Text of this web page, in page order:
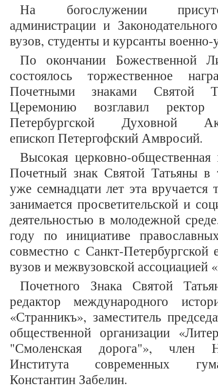
На богослужении
администрации и
вузов, студенты и курсанты
По окончании Божественной
состоялось торжественное
Почетными знаками Святой
Церемонию возглавил ректор
Петербургской Духовной
епископ Петергофский Амвросий.
Высокая церковно-общественная
Почетный знак Святой Татьяны в
уже семнадцати лет эта вручается
занимается просветительской и
деятельностью в молодежной
году по инициативе
совместно с Санкт-Петербургской
вузов и межвузовской ассоциацией
Почетного Знака Святой
редактор международного
«Странникъ», заместитель
общественной организации
"Смоленская дорога"», член
Института современных
Константин Забелин.